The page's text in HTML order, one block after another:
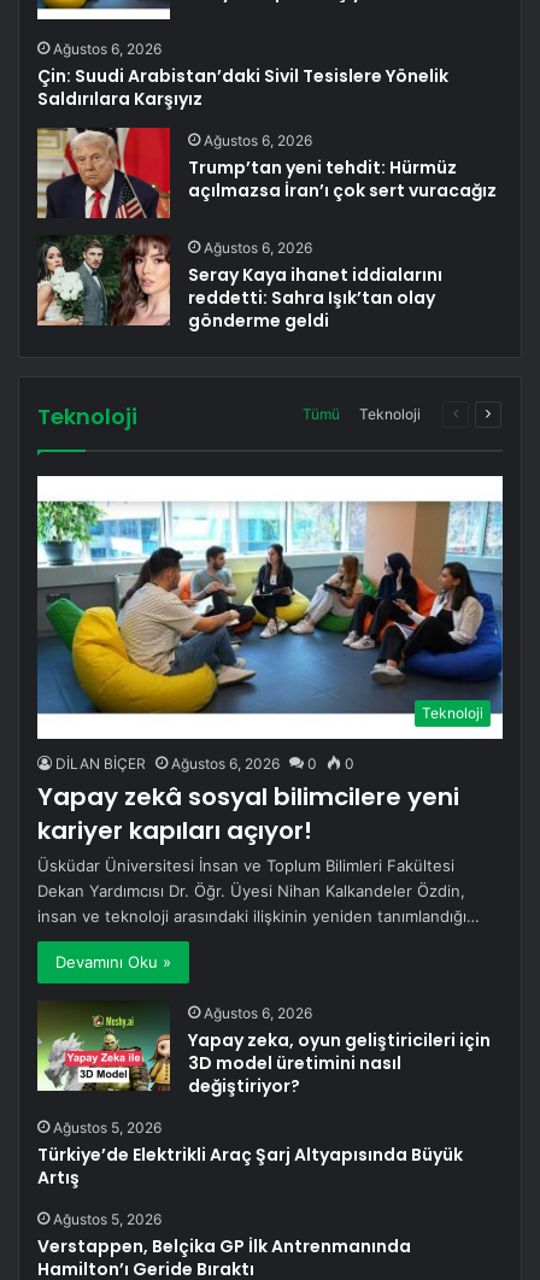
Ağustos 6, 2026
Çin: Suudi Arabistan’daki Sivil Tesislere Yönelik
Saldırılara Karşıyız
Ağustos 6, 2026
Trump’tan yeni tehdit: Hürmüz
açılmazsa İran’ı çok sert vuracağız
Ağustos 6, 2026
Seray Kaya ihanet iddialarını
reddetti: Sahra Işık’tan olay
gönderme geldi
Teknoloji Tümü Teknoloji
ÖncekiSonraki
Teknoloji
DİLAN BİÇER Ağustos 6, 2026 0 0
Yapay zekâ sosyal bilimcilere yeni
kariyer kapıları açıyor!
Üsküdar Üniversitesi İnsan ve Toplum Bilimleri Fakültesi
Dekan Yardımcısı Dr. Öğr. Üyesi Nihan Kalkandeler Özdin,
insan ve teknoloji arasındaki ilişkinin yeniden tanımlandığı…
Devamını Oku »
Ağustos 6, 2026
Yapay zeka, oyun geliştiricileri için
3D model üretimini nasıl
değiştiriyor?
Ağustos 5, 2026
Türkiye’de Elektrikli Araç Şarj Altyapısında Büyük
Artış
Ağustos 5, 2026
Verstappen, Belçika GP İlk Antrenmanında
Hamilton’ı Geride Bıraktı